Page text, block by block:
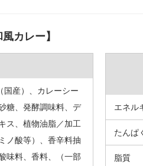
カレー】
国産）、カレーシー
糖、発酵調味料、デ
ス、植物油脂／加工
ノ酸等）、香辛料抽
味料、香料、（一部
エネル
たんぱ
脂質